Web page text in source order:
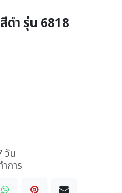
ดำ รุ่น 6818
วัน
การ